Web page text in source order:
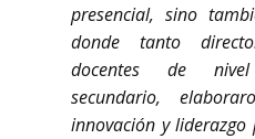
presencial, sino
donde tanto
docentes de
secundario,
innovación y